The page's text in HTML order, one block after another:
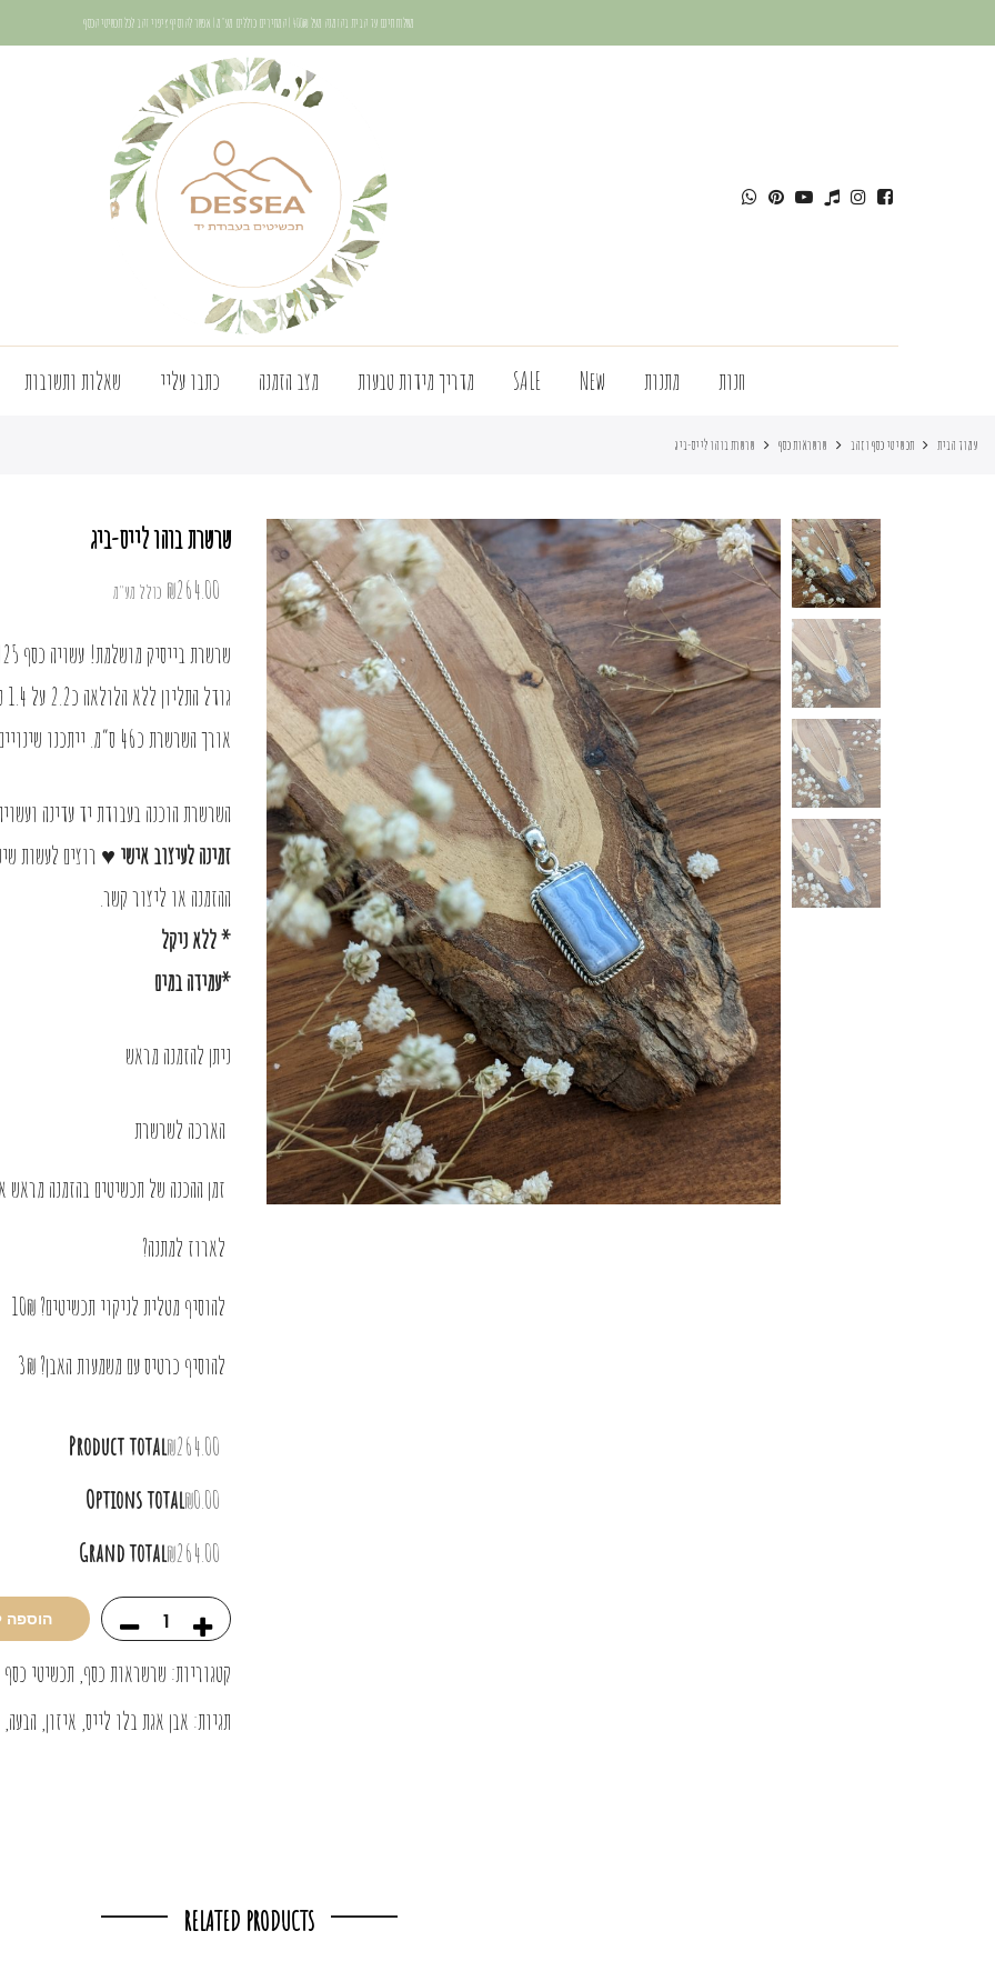
משלוח חינם עד הבית בהזמנה מעל 400₪ | המחירים כוללים מע"מ | אפשר להוסיף ציפוי זהב לכל תכשיטי הכסף
חנות מתנות New
SALE מדריך מידות טבעות מצב הזמנה כתבו עליי שאלות ותשובות
עמוד הבית תכשיטי כסף וזהב שרשראות כסף שרשרת בוהו לייס-ביג
שרשרת בוהו לייס-ביג
₪264.00 כולל מע"מ
שרשרת בייסיק מושלמת! עשויה כסף 925 ואבן בלו לייס אגת מדהימה.
גודל התליון ללא הלולאה כ2.2 על 1.4 ס”מ
אורך השרשרת כ46 ס”מ. ייתכנו שינויים בדוגמת האבן
השרשרת הוכנה בעבודת יד עדינה ועשויה כסף 925 ואבני
זמינה לעיצוב אישי ♥ רוצים לעשות
ההזמנה או ליצור קשר
* ללא ניקל
*עמידה במים
ניתן להזמנה מראש
הארכה לשרשרת
זמן ההכנה של תכשיטים בהזמנה מראש או
לארוז למתנה?
להוסיף מטלית לניקוי תכשיטים? 10₪
להוסיף כרטיס עם משמעות האבן? 3₪
Product total₪264.00
Options total₪0.00
Grand total₪264.00
הוספה
קטגוריות: שרשראות כסף תכשיטי
תגיות: אבן אגת בלו לייס איזון הבעה
RELATED PRODUCTS